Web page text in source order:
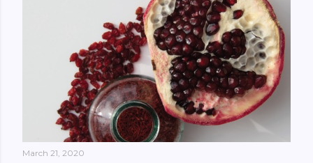
March 21, 2020